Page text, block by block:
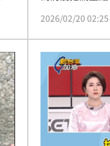
或加工製成火腿
裝」也不例外
罰鍰。
2026/02/20 02:25